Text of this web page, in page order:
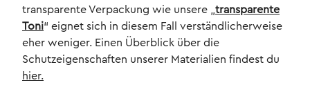
transparente Verpackung wie unsere „transparente
Toni“ eignet sich in diesem Fall verständlicherweise
eher weniger. Einen Überblick über die
Schutzeigenschaften unserer Materialien findest du
hier.